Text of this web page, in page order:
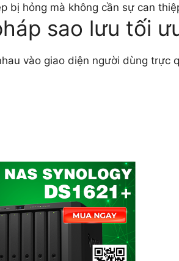
bị hỏng mà không cần sự can
sao lưu tối
vào giao diện người dùng trực